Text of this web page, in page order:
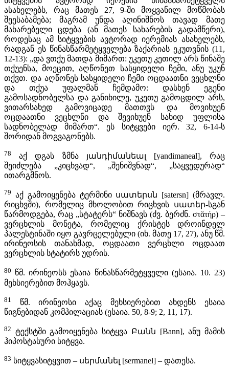
ასახელებს, რაც მათეს 27, 9-ში მოყვანილ მოწმობას
შეესაბამება; მაგრამ უნდა აღინიშნოს თავად მათე
მახარებელი ცდება (ან მათეს სახარების გადამწერი),
როდესაც ამ სიტყვების ავტორად იერემიას ასახელებს,
რადგან ეს წინასწარმეტყველება ზაქარიას ეკუთვნის (11,
12-13): „და ვთქუ მათდა მიმართ: უკეთუ კეთილ არს წინაშე
თქუენსა, მოეცით, აღწონეთ სასყიდელი ჩემი, ანუ უკუნ
თქჳთ. და აღწონეს სასყიდელი ჩემი ოცდაათნი ვეცხლნი
და თქუა უფალმან ჩემდამო: დასხენ ეგენი
გამოსადნობელსა და განიხილე, უკეთუ გამოცდილ არს,
ვითარსახედ გამოვიცადე მათთჳს და მოვიხუენ
ოცდაათნი ვეცხლნი და შევიხუენ სახიდ უფლისა
სადნობელად მიმართ“. ეს სიტყვები იერ. 32, 6-14-ს
შორიდან მოგვაგონებს.
78
აქ დგას ზმნა յանդիմանեալ [yandimaneal], რაც
შეიძლება „კიცხვად“, „შენიშვნად“, „საყვედურად“
ითარგმნოს.
79 აქ გამოიყენება ტერმინი սատերսն [satersn] (მრავლ.
რიცხვში), რომელიც მხოლობით რიცხვის սատեր-სგან
წარმოდგება, რაც „სტატერს“ ნიშნავს (ძვ. ბერძნ. στᾰτήρ) –
ვერცხლის მონეტა, რომელიც ქრისტეს დროინდელ
პალესტინაში იყო გავრცელებული (იხ. მათე 17, 27), ანუ წმ.
ირინეოსის თანახმად, ოცდაათი ვერცხლი ოცდაათ
ვერცხლის სტატირს უდრის.
80 წმ. ირინეოსს ესაია წინასწარმეტყველი (ესაია. 10. 23)
მეხსიერებით მოჰყავს.
81
წმ. ირინეოსი აქაც მეხსიერებით ახდენს ესაია
წიგნებიდან კომპილაციას (ესაია. 50, 8-9; 2, 11, 17).
82 ტექსტში გამოიყენება სიტყვა Բանն [Bann], ანუ მამის
ჰიპოსტასური სიტყვა.
83 სიტყვასიტყვით – սերմանել [sermanel] – დათესა.